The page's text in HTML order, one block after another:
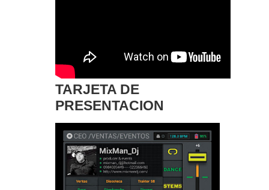
TARJETA DE
PRESENTACION